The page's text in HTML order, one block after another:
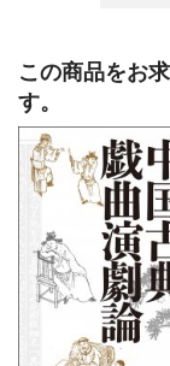
この商品をお
す。